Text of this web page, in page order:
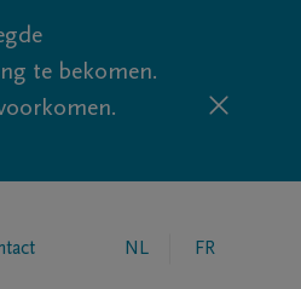
te bekomen.
NL FR